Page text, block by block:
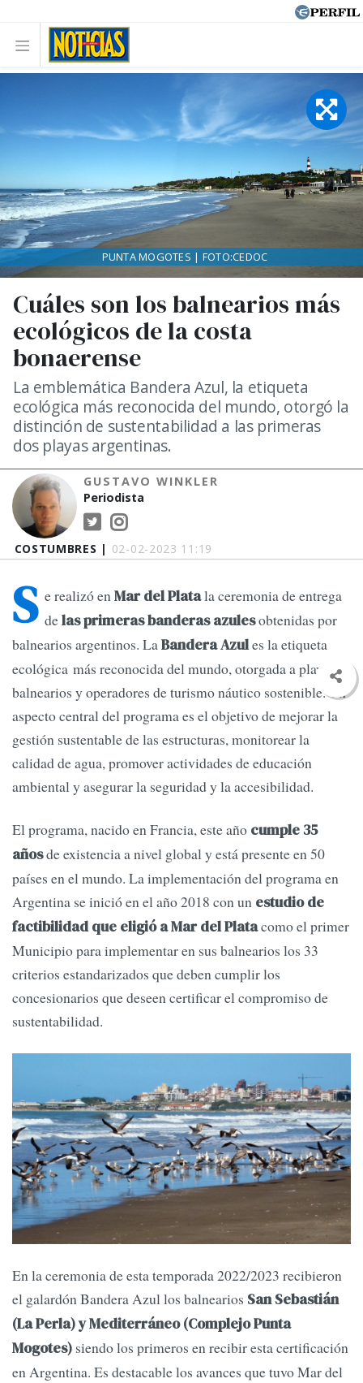
COSTUMBRES | 02-02-2023 11:19
Cuáles son los balnearios más
ecológicos de la costa
bonaerense
La emblemática Bandera Azul, la etiqueta
ecológica más reconocida del mundo, otorgó la
distinción de sustentabilidad a las primeras
dos playas argentinas.
GUSTAVO WINKLER
Periodista
PUNTA MOGOTES | FOTO:CEDOC
S e realizó enMar del Platala ceremonia de entrega
delas primeras banderas azulesobtenidas por
balnearios argentinos. LaBandera Azules la etiqueta
ecológica más reconocida del mundo, otorgada a playas,
balnearios y operadores de turismo náutico sostenible. Un
aspecto central del programa es el objetivo de mejorar la
gestión sustentable de las estructuras, monitorear la
calidad de agua, promover actividades de educación
ambiental y asegurar la seguridad y la accesibilidad.
El programa, nacido en Francia, este año cumple 35
añosde existencia a nivel global y está presente en 50
países en el mundo. La implementación del programa en
Argentina se inició en el año 2018 con un estudio de
factibilidad que eligió a Mar del Platacomo el primer
Municipio para implementar en sus balnearios los 33
criterios estandarizados que deben cumplir los
concesionarios que deseen certificar el compromiso de
sustentabilidad.
En la ceremonia de esta temporada 2022/2023 recibieron
el galardón Bandera Azul los balnearios San Sebastián
(La Perla) y Mediterráneo (Complejo Punta
Mogotes) siendo los primeros en recibir esta certificación
en Argentina. Es destacable los avances que tuvo Mar del